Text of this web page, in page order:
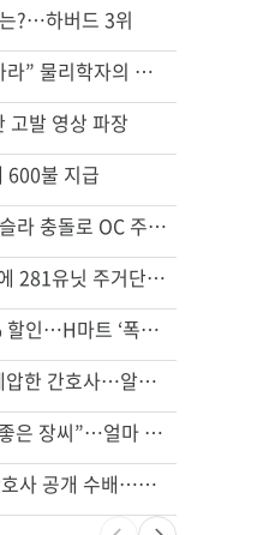
?…하버드 3위
“로또, 이 번호 찍지 마라” 물리학자의 당첨금 높이는 비밀
고발 영상 파장
600불 지급
“전쟁터 같았다”…테슬라 충돌로 OC 주택 4채 파손
부에나파크 한인타운에 281유닛 주거단지 들어선다
쌀·라면 값 최대 80% 할인…H마트 ‘폭탄 세일’
응급실서 폭력 환자 제압한 간호사…알고 보니
엄마 성폭행한 “사람 좋은 장씨”…얼마 뒤 딸 배도 불러왔다
'14년째 도피' 한인 간호사 공개 수배…메디케어 사기 유죄